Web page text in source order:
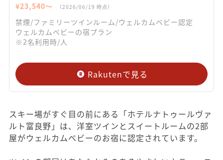
¥23,540〜 （2026/06/19 時点）
禁煙/ファミリーツインルーム/ウェルカムベビー認定
ウェルカムベビーの宿プラン
※2名利用時/人
Rakutenで見る
スキー場がすぐ目の前にある「ホテルナトゥールヴァ
ルト富良野」は、洋室ツインとスイートルームの2部
屋がウェルカムベビーのお宿に認定されています。